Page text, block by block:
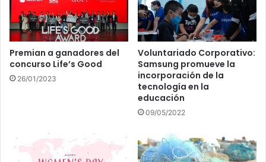
Premian a ganadores del
concurso Life’s Good
26/01/2023
Voluntariado Corporativo:
Samsung promueve la
incorporación de la
tecnología en la
educación
09/05/2022